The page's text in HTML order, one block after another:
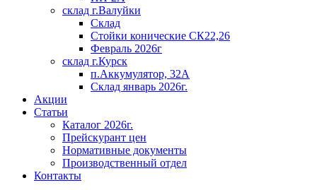
склад г.Валуйки
Склад
Стойки конические СК22,26
Февраль 2026г
склад г.Курск
п.Аккумулятор, 32А
Склад январь 2026г.
Акции
Статьи
Каталог 2026г.
Прейскурант цен
Нормативные документы
Производственный отдел
Контакты